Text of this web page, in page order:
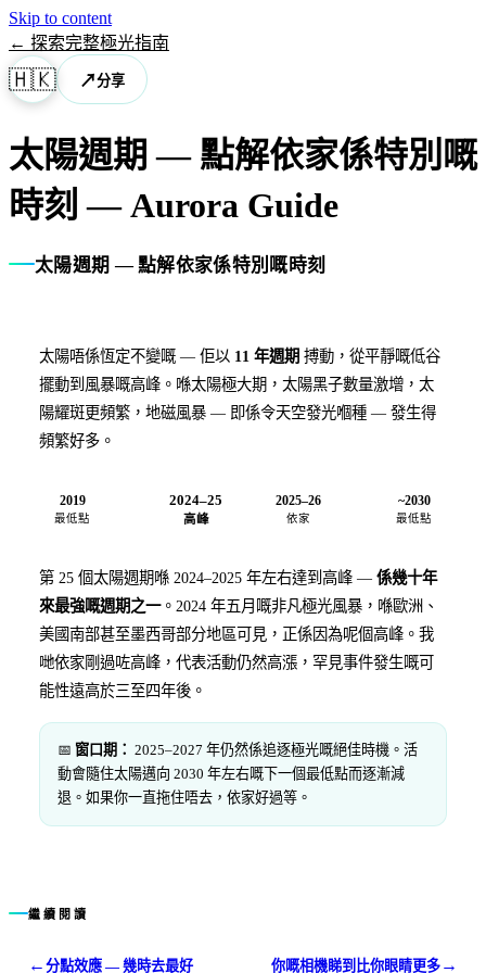
Skip to content
← 探索完整極光指南
🇭🇰 ↗分享
太陽週期 — 點解依家係特別嘅
時刻 — Aurora Guide
太陽週期 — 點解依家係特別嘅時刻
太陽唔係恆定不變嘅 — 佢以 11 年週期 搏動，從平靜嘅低谷
擺動到風暴嘅高峰。喺太陽極大期，太陽黑子數量激增，太
陽耀斑更頻繁，地磁風暴 — 即係令天空發光嗰種 — 發生得
頻繁好多。
2019
最低點
2024–25
高峰
2025–26
依家
~2030
最低點
第 25 個太陽週期喺 2024–2025 年左右達到高峰 — 係幾十年
來最強嘅週期之一。2024 年五月嘅非凡極光風暴，喺歐洲、
美國南部甚至墨西哥部分地區可見，正係因為呢個高峰。我
哋依家剛過咗高峰，代表活動仍然高漲，罕見事件發生嘅可
能性遠高於三至四年後。
📅 窗口期： 2025–2027 年仍然係追逐極光嘅絕佳時機。活
動會隨住太陽邁向 2030 年左右嘅下一個最低點而逐漸減
退。如果你一直拖住唔去，依家好過等。
繼續閱讀
← 分點效應 — 幾時去最好 你嘅相機睇到比你眼睛更多 →